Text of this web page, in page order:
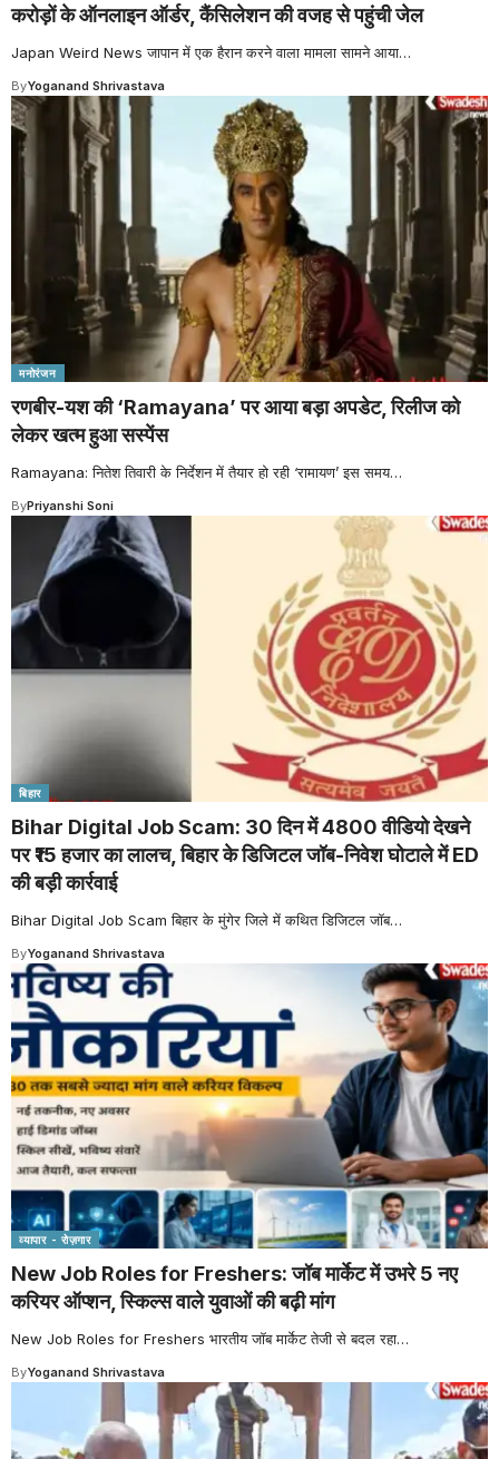
करोड़ों के ऑनलाइन ऑर्डर, कैंसिलेशन की वजह से पहुंची जेल
Japan Weird News जापान में एक हैरान करने वाला मामला सामने आया…
ByYoganand Shrivastava
मनोरंजन
रणबीर-यश की ‘Ramayana’ पर आया बड़ा अपडेट, रिलीज को
लेकर खत्म हुआ सस्पेंस
Ramayana: नितेश तिवारी के निर्देशन में तैयार हो रही ‘रामायण’ इस समय…
ByPriyanshi Soni
बिहार
Bihar Digital Job Scam: 30 दिन में 4800 वीडियो देखने
पर ₹15 हजार का लालच, बिहार के डिजिटल जॉब-निवेश घोटाले में ED
की बड़ी कार्रवाई
Bihar Digital Job Scam बिहार के मुंगेर जिले में कथित डिजिटल जॉब…
ByYoganand Shrivastava
व्यापार - रोज़गार
New Job Roles for Freshers: जॉब मार्केट में उभरे 5 नए
करियर ऑप्शन, स्किल्स वाले युवाओं की बढ़ी मांग
New Job Roles for Freshers भारतीय जॉब मार्केट तेजी से बदल रहा…
ByYoganand Shrivastava